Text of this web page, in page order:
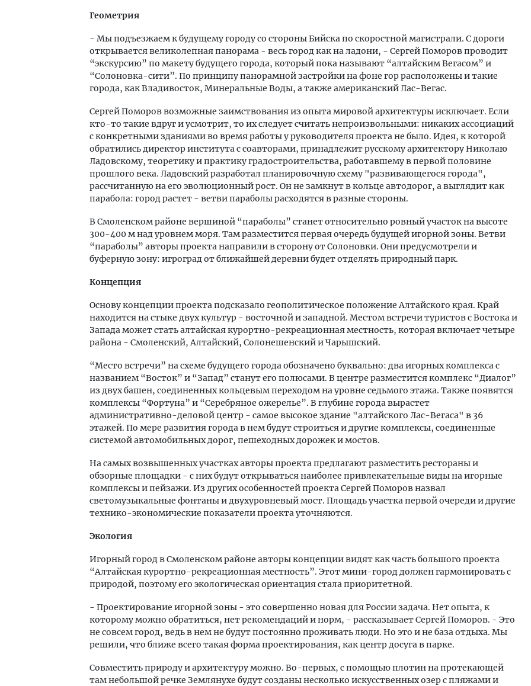
Геометрия
- Мы подъезжаем к будущему городу со стороны Бийска по скоростной магистрали. С дороги
открывается великолепная панорама - весь город как на ладони, - Сергей Поморов проводит
“экскурсию” по макету будущего города, который пока называют “алтайским Вегасом” и
“Солоновка-сити”. По принципу панорамной застройки на фоне гор расположены и такие
города, как Владивосток, Минеральные Воды, а также американский Лас-Вегас.
Сергей Поморов возможные заимствования из опыта мировой архитектуры исключает. Если
кто-то такие вдруг и усмотрит, то их следует считать непроизвольными: никаких ассоциаций
с конкретными зданиями во время работы у руководителя проекта не было. Идея, к которой
обратились директор института с соавторами, принадлежит русскому архитектору Николаю
Ладовскому, теоретику и практику градостроительства, работавшему в первой половине
прошлого века. Ладовский разработал планировочную схему "развивающегося города",
рассчитанную на его эволюционный рост. Он не замкнут в кольце автодорог, а выглядит как
парабола: город растет - ветви параболы расходятся в разные стороны.
В Смоленском районе вершиной “параболы” станет относительно ровный участок на высоте
300-400 м над уровнем моря. Там разместится первая очередь будущей игорной зоны. Ветви
“параболы” авторы проекта направили в сторону от Солоновки. Они предусмотрели и
буферную зону: игроград от ближайшей деревни будет отделять природный парк.
Концепция
Основу концепции проекта подсказало геополитическое положение Алтайского края. Край
находится на стыке двух культур - восточной и западной. Местом встречи туристов с Востока и
Запада может стать алтайская курортно-рекреационная местность, которая включает четыре
района - Смоленский, Алтайский, Солонешенский и Чарышский.
“Место встречи” на схеме будущего города обозначено буквально: два игорных комплекса с
названием “Восток” и “Запад” станут его полюсами. В центре разместится комплекс “Диалог”
из двух башен, соединенных кольцевым переходом на уровне седьмого этажа. Также появятся
комплексы “Фортуна” и “Серебряное ожерелье”. В глубине города вырастет
административно-деловой центр - самое высокое здание "алтайского Лас-Вегаса" в 36
этажей. По мере развития города в нем будут строиться и другие комплексы, соединенные
системой автомобильных дорог, пешеходных дорожек и мостов.
На самых возвышенных участках авторы проекта предлагают разместить рестораны и
обзорные площадки - с них будут открываться наиболее привлекательные виды на игорные
комплексы и пейзажи. Из других особенностей проекта Сергей Поморов назвал
светомузыкальные фонтаны и двухуровневый мост. Площадь участка первой очереди и другие
технико-экономические показатели проекта уточняются.
Экология
Игорный город в Смоленском районе авторы концепции видят как часть большого проекта
“Алтайская курортно-рекреационная местность”. Этот мини-город должен гармонировать с
природой, поэтому его экологическая ориентация стала приоритетной.
- Проектирование игорной зоны - это совершенно новая для России задача. Нет опыта, к
которому можно обратиться, нет рекомендаций и норм, - рассказывает Сергей Поморов. - Это
не совсем город, ведь в нем не будут постоянно проживать люди. Но это и не база отдыха. Мы
решили, что ближе всего такая форма проектирования, как центр досуга в парке.
Совместить природу и архитектуру можно. Во-первых, с помощью плотин на протекающей
там небольшой речке Землянухе будут созданы несколько искусственных озер с пляжами и